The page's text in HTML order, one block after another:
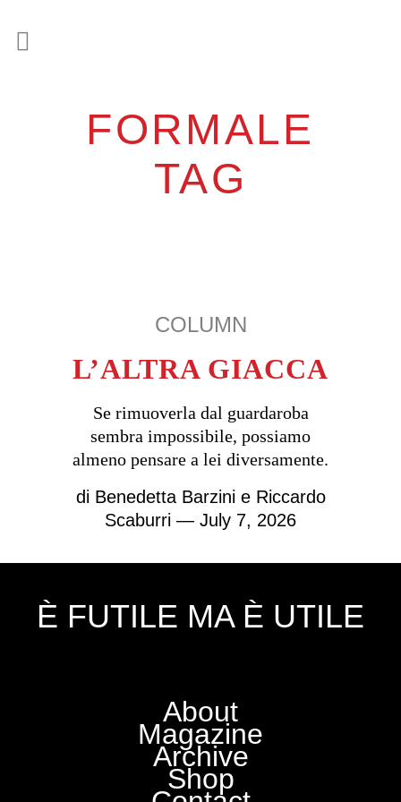
FORMALE
TAG
COLUMN
L’ALTRA GIACCA
Se rimuoverla dal guardaroba
sembra impossibile, possiamo
almeno pensare a lei diversamente.
di Benedetta Barzini e Riccardo
Scaburri — July 7, 2026
È FUTILE MA È UTILE
About
Magazine
Archive
Shop